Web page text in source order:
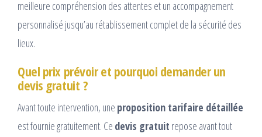
meilleure compréhension des attentes et un accompagnement
personnalisé jusqu’au rétablissement complet de la sécurité des
lieux.
Quel prix prévoir et pourquoi demander un
devis gratuit ?
Avant toute intervention, une proposition tarifaire détaillée
est fournie gratuitement. Ce devis gratuit repose avant tout